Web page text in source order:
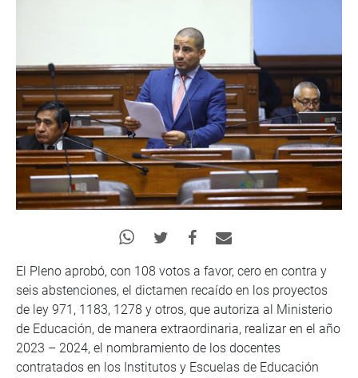
El Pleno aprobó, con 108 votos a favor, cero en contra y
seis abstenciones, el dictamen recaído en los proyectos
de ley 971, 1183, 1278 y otros, que autoriza al Ministerio
de Educación, de manera extraordinaria, realizar en el año
2023 – 2024, el nombramiento de los docentes
contratados en los Institutos y Escuelas de Educación